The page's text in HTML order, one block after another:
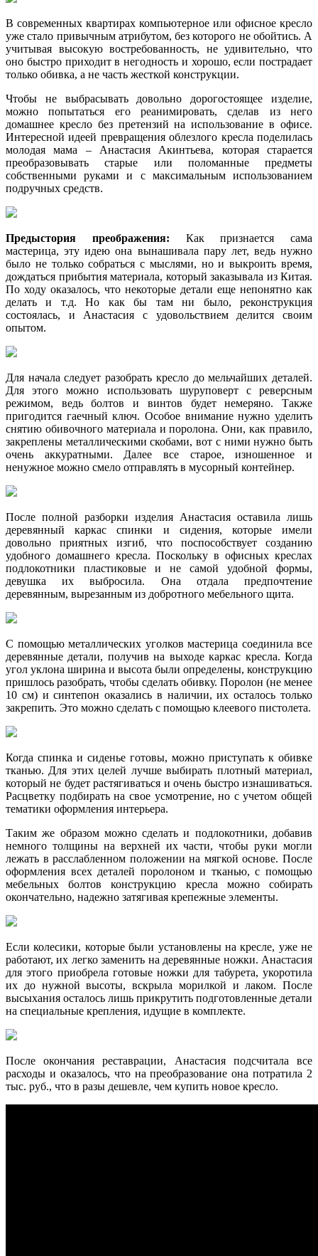
В современных квартирах компьютерное или офисное кресло
уже стало привычным атрибутом, без которого не обойтись. А
учитывая высокую востребованность, не удивительно, что
оно быстро приходит в негодность и хорошо, если пострадает
только обивка, а не часть жесткой конструкции.
Чтобы не выбрасывать довольно дорогостоящее изделие,
можно попытаться его реанимировать, сделав из него
домашнее кресло без претензий на использование в офисе.
Интересной идеей превращения облезлого кресла поделилась
молодая мама – Анастасия Акинтьева, которая старается
преобразовывать старые или поломанные предметы
собственными руками и с максимальным использованием
подручных средств.
Предыстория преображения: Как признается сама
мастерица, эту идею она вынашивала пару лет, ведь нужно
было не только собраться с мыслями, но и выкроить время,
дождаться прибытия материала, который заказывала из Китая.
По ходу оказалось, что некоторые детали еще непонятно как
делать и т.д. Но как бы там ни было, реконструкция
состоялась, и Анастасия с удовольствием делится своим
опытом.
Для начала следует разобрать кресло до мельчайших деталей.
Для этого можно использовать шуруповерт с реверсным
режимом, ведь болтов и винтов будет немеряно. Также
пригодится гаечный ключ. Особое внимание нужно уделить
снятию обивочного материала и поролона. Они, как правило,
закреплены металлическими скобами, вот с ними нужно быть
очень аккуратными. Далее все старое, изношенное и
ненужное можно смело отправлять в мусорный контейнер.
После полной разборки изделия Анастасия оставила лишь
деревянный каркас спинки и сидения, которые имели
довольно приятных изгиб, что поспособствует созданию
удобного домашнего кресла. Поскольку в офисных креслах
подлокотники пластиковые и не самой удобной формы,
девушка их выбросила. Она отдала предпочтение
деревянным, вырезанным из добротного мебельного щита.
С помощью металлических уголков мастерица соединила все
деревянные детали, получив на выходе каркас кресла. Когда
угол уклона ширина и высота были определены, конструкцию
пришлось разобрать, чтобы сделать обивку. Поролон (не менее
10 см) и синтепон оказались в наличии, их осталось только
закрепить. Это можно сделать с помощью клеевого пистолета.
Когда спинка и сиденье готовы, можно приступать к обивке
тканью. Для этих целей лучше выбирать плотный материал,
который не будет растягиваться и очень быстро изнашиваться.
Расцветку подбирать на свое усмотрение, но с учетом общей
тематики оформления интерьера.
Таким же образом можно сделать и подлокотники, добавив
немного толщины на верхней их части, чтобы руки могли
лежать в расслабленном положении на мягкой основе. После
оформления всех деталей поролоном и тканью, с помощью
мебельных болтов конструкцию кресла можно собирать
окончательно, надежно затягивая крепежные элементы.
Если колесики, которые были установлены на кресле, уже не
работают, их легко заменить на деревянные ножки. Анастасия
для этого приобрела готовые ножки для табурета, укоротила
их до нужной высоты, вскрыла морилкой и лаком. После
высыхания осталось лишь прикрутить подготовленные детали
на специальные крепления, идущие в комплекте.
После окончания реставрации, Анастасия подсчитала все
расходы и оказалось, что на преобразование она потратила 2
тыс. руб., что в разы дешевле, чем купить новое кресло.